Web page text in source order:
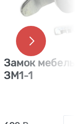
Замок
ЗМ1-1